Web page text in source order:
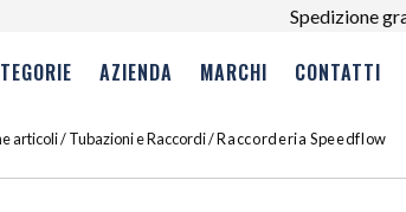
Spedizione
AZIENDA MARCHI CONTATTI
articoli / Tubazioni e Raccordi /Raccorderia Speedflow